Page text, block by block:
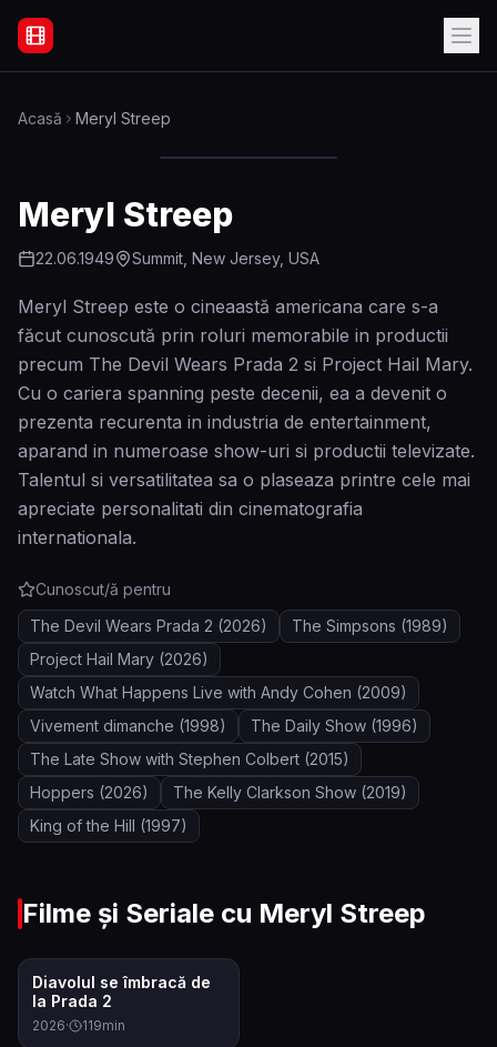
Filme Online Subtitrate - Acasă
Acasă Meryl Streep
Meryl Streep
22.06.1949 Summit, New Jersey, USA
Meryl Streep este o cineaastă americana care s-a
făcut cunoscută prin roluri memorabile in productii
precum The Devil Wears Prada 2 si Project Hail Mary.
Cu o cariera spanning peste decenii, ea a devenit o
prezenta recurenta in industria de entertainment,
aparand in numeroase show-uri si productii televizate.
Talentul si versatilitatea sa o plaseaza printre cele mai
apreciate personalitati din cinematografia
internationala.
Cunoscut/ă pentru
The Devil Wears Prada 2 (2026) The Simpsons (1989)
Project Hail Mary (2026)
Watch What Happens Live with Andy Cohen (2009)
Vivement dimanche (1998) The Daily Show (1996)
The Late Show with Stephen Colbert (2015)
Hoppers (2026) The Kelly Clarkson Show (2019)
King of the Hill (1997)
Filme și Seriale cu Meryl Streep
6.5
Diavolul se îmbracă de
la Prada 2
2026· 119min